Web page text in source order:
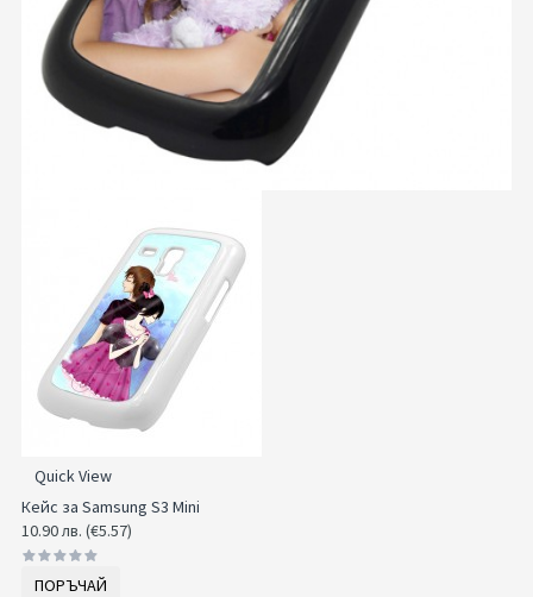
Quick View
Кейс за Samsung S3 Mini
10.90 лв. (€5.57)
ПОРЪЧАЙ